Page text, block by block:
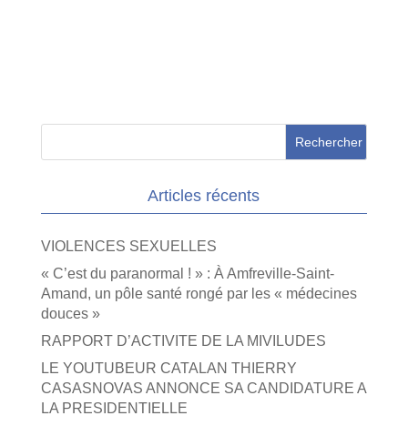
Articles récents
VIOLENCES SEXUELLES
« C’est du paranormal ! » : À Amfreville-Saint-
Amand, un pôle santé rongé par les « médecines
douces »
RAPPORT D’ACTIVITE DE LA MIVILUDES
LE YOUTUBEUR CATALAN THIERRY
CASASNOVAS ANNONCE SA CANDIDATURE A
LA PRESIDENTIELLE